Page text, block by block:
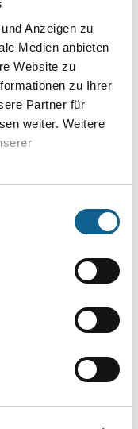
Anzeigen zu
Medien anbieten
Website zu
zu Ihrer
Partner für
weiter. Weitere
UND BEA
Muss ich zur
des
irgendwelche
des beA
mit
von